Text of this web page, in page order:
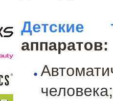
Детские
аппаратов:
человека;